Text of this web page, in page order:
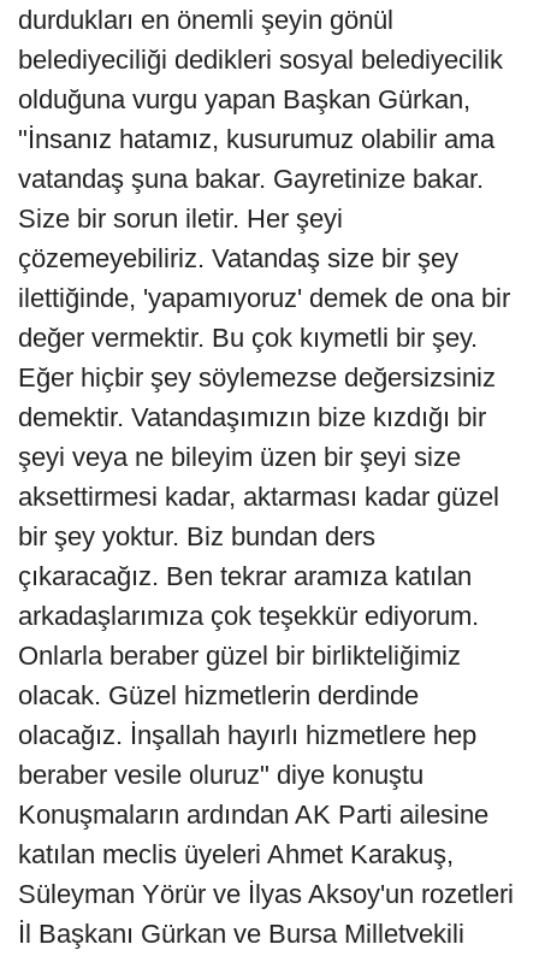
durdukları en önemli şeyin gönül
belediyeciliği dedikleri sosyal belediyecilik
olduğuna vurgu yapan Başkan Gürkan,
"İnsanız hatamız, kusurumuz olabilir ama
vatandaş şuna bakar. Gayretinize bakar.
Size bir sorun iletir. Her şeyi
çözemeyebiliriz. Vatandaş size bir şey
ilettiğinde, 'yapamıyoruz' demek de ona bir
değer vermektir. Bu çok kıymetli bir şey.
Eğer hiçbir şey söylemezse değersizsiniz
demektir. Vatandaşımızın bize kızdığı bir
şeyi veya ne bileyim üzen bir şeyi size
aksettirmesi kadar, aktarması kadar güzel
bir şey yoktur. Biz bundan ders
çıkaracağız. Ben tekrar aramıza katılan
arkadaşlarımıza çok teşekkür ediyorum.
Onlarla beraber güzel bir birlikteliğimiz
olacak. Güzel hizmetlerin derdinde
olacağız. İnşallah hayırlı hizmetlere hep
beraber vesile oluruz" diye konuştu
Konuşmaların ardından AK Parti ailesine
katılan meclis üyeleri Ahmet Karakuş,
Süleyman Yörür ve İlyas Aksoy'un rozetleri
İl Başkanı Gürkan ve Bursa Milletvekili